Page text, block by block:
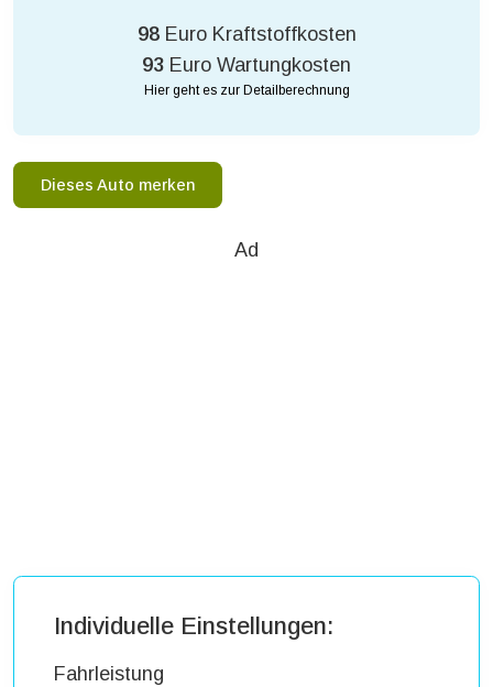
98 Euro Kraftstoffkosten
93 Euro Wartungkosten
Hier geht es zur Detailberechnung
Dieses Auto merken
Ad
Individuelle Einstellungen:
Fahrleistung